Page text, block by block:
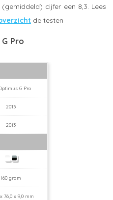
cijfer een 8,3. Lees
de testen
Pro
G Pro
2013
2013
160 gram
76,0 x 9,0 mm